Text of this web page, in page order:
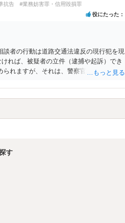
抗告 #業務妨害罪・信用毀損罪
役にたった
者の行動は道路交通法違反の現行犯を現
れば、被疑者の立件（逮捕や起訴）でき
れますが、それは、警察官が現認してい
うことになります。 次からは、スマホで
す